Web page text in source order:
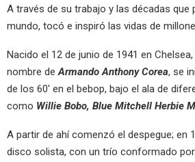
A través de su trabajo y las décadas que
mundo, tocó e inspiró las vidas de
Nacido el 12 de junio de 1941 en
nombre deArmando Anthony Corea, se
de los 60′ en el bebop, bajo el ala de
como Willie Bobo, Blue Mitchell Herbie
A partir de ahí comenzó el despegue; en
disco solista, con un trío conformado por